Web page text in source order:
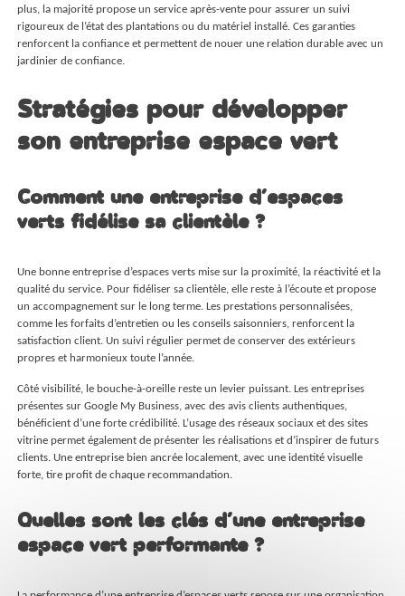
plus, la majorité propose un service après-vente pour assurer un suivi
rigoureux de l’état des plantations ou du matériel installé. Ces garanties
renforcent la confiance et permettent de nouer une relation durable avec un
jardinier de confiance.
Stratégies pour développer
son entreprise espace vert
Comment une entreprise d’espaces
verts fidélise sa clientèle ?
Une bonne entreprise d’espaces verts mise sur la proximité, la réactivité et la
qualité du service. Pour fidéliser sa clientèle, elle reste à l’écoute et propose
un accompagnement sur le long terme. Les prestations personnalisées,
comme les forfaits d’entretien ou les conseils saisonniers, renforcent la
satisfaction client. Un suivi régulier permet de conserver des extérieurs
propres et harmonieux toute l’année.
Côté visibilité, le bouche-à-oreille reste un levier puissant. Les entreprises
présentes sur Google My Business, avec des avis clients authentiques,
bénéficient d’une forte crédibilité. L’usage des réseaux sociaux et des sites
vitrine permet également de présenter les réalisations et d’inspirer de futurs
clients. Une entreprise bien ancrée localement, avec une identité visuelle
forte, tire profit de chaque recommandation.
Quelles sont les clés d’une entreprise
espace vert performante ?